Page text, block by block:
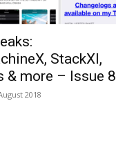
StackXI,
& more – Issue 8
2018